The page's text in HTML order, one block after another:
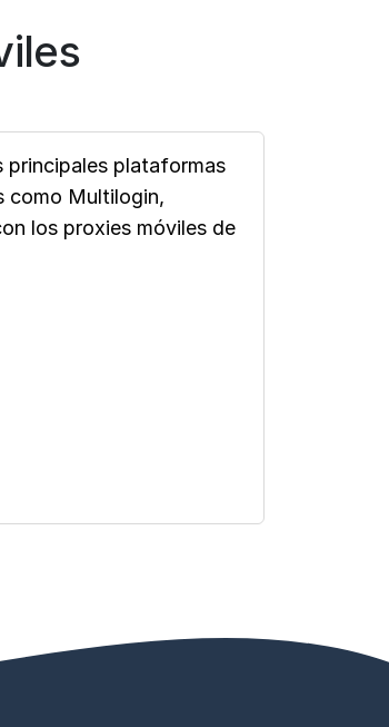
principales plataformas
como Multilogin,
los proxies móviles de